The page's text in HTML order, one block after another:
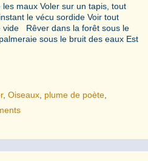
maux Voler sur un tapis, tout
le vécu sordide Voir tout
vide Rêver dans la forêt sous le
sous le bruit des eaux Est
,Oiseaux plume de poète